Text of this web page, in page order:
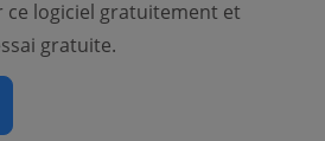
ce logiciel gratuitement et
gratuite.